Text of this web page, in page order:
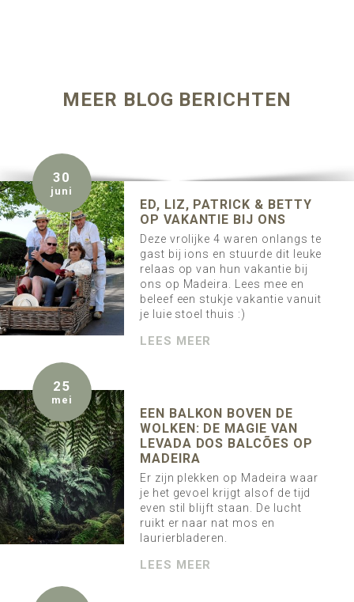
MEER BLOG BERICHTEN
30
juni
ED, LIZ, PATRICK & BETTY
OP VAKANTIE BIJ ONS
Deze vrolijke 4 waren onlangs te
gast bij ions en stuurde dit leuke
relaas op van hun vakantie bij
ons op Madeira. Lees mee en
beleef een stukje vakantie vanuit
je luie stoel thuis :)
LEES MEER
25
mei
EEN BALKON BOVEN DE
WOLKEN: DE MAGIE VAN
LEVADA DOS BALCÕES OP
MADEIRA
Er zijn plekken op Madeira waar
je het gevoel krijgt alsof de tijd
even stil blijft staan. De lucht
ruikt er naar nat mos en
laurierbladeren.
LEES MEER